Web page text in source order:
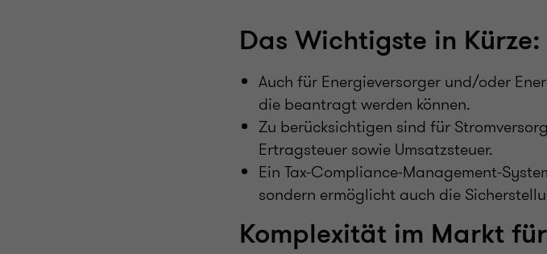
Das Wichtigste in Kürze:
Auch für Energieversorger und/oder
die beantragt werden können.
Zu berücksichtigen sind für
Ertragsteuer sowie Umsatzsteuer.
Ein Tax-Compliance-Management-
sondern ermöglicht auch die
Komplexität im Markt